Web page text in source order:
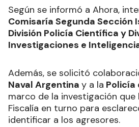
Según se informó a Ahora,
Comisaría Segunda Sección
División Policía Científica y
Investigaciones e
Además, se solicitó
Naval Argentina y a la Policía
marco de la investigación que
Fiscalía en turno para
identificar a los agresores.